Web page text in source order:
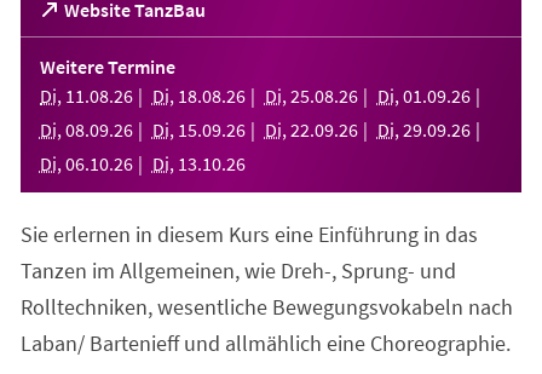
Website TanzBau
(Öffnet
in
einem
neuen
Tab)
Weitere Termine
Di, 11 .08.26 Di, 18.08.26 Di, 25.08.26 Di, 01 .09.26
Di, 08.09.26 Di, 15.09.26 Di, 22.09.26 Di, 29.09.26
Di, 06.10.26 Di, 13.10.26
Sie erlernen in diesem Kurs eine Einführung in das
Tanzen im Allgemeinen, wie Dreh-, Sprung- und
Rolltechniken, wesentliche Bewegungsvokabeln nach
Laban/ Bartenieff und allmählich eine Choreographie.